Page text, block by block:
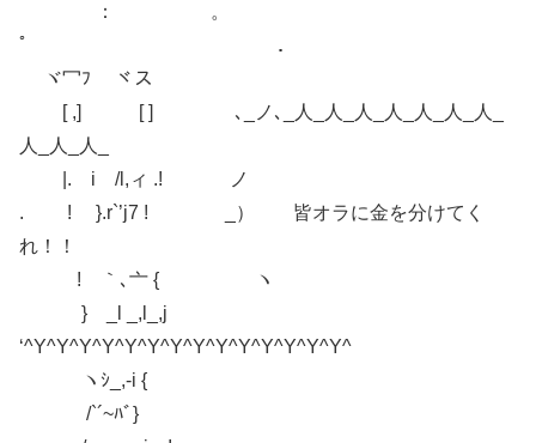
： 。
ﾟ ．
ヾ冖ﾌ ヾス
[ ,] [ ] ､_ノ､_人_人_人_人_人_人_人_
人_人_人_
|. i /l,ィ .! ノ
. ! }.r`’j7 ! _） 皆オラに金を分けてく
れ！！
! ｀､亠 { ヽ
} _l _,l_,j
‘^Y^Y^Y^Y^Y^Y^Y^Y^Y^Y^Y^Y^Y^Y^
ヽｼ_,-i {
/`´~ﾊﾞ}